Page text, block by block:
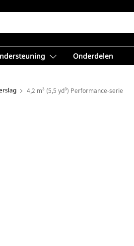
Onderdelen
4,2 m³ (5,5 yd³) Performance-serie